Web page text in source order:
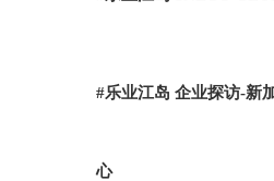
#乐业江岛 企业探访-新
心